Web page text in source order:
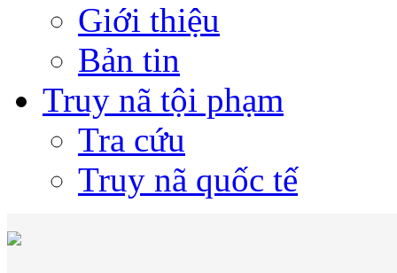
Giới thiệu
Bản tin
Truy nã tội phạm
Tra cứu
Truy nã quốc tế